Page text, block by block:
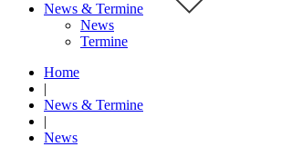
News & Termine
News
Termine
Home
News & Termine
News